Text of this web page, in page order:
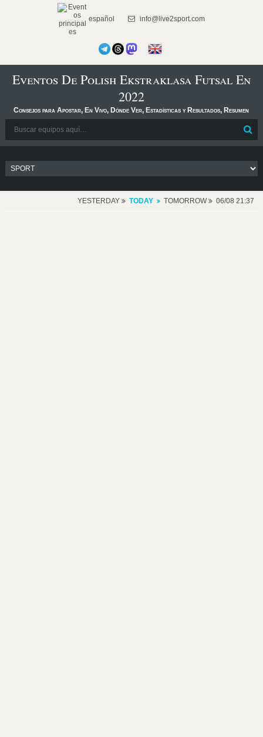
español info@live2sport.com
Eventos De Polish Ekstraklasa Futsal En
2022
Consejos para Apostar, En Vivo, Dónde Ver, Estadísticas y Resultados, Resumen
YESTERDAY TODAY TOMORROW 06/08 21:37